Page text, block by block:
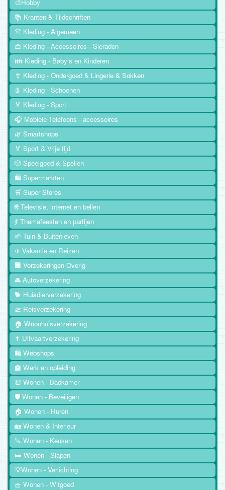
🎨Hobby
📚 Kranten & Tijdschriften
👚 Kleding - Algemeen
👜 Kleding - Accessoires - Sieraden
👪 Kleding - Baby's en Kinderen
👙 Kleding - Ondergoed & Lingerie & Sokken
👢 Kleding - Schoenen
🏅 Kleding - Sport
🎧 Mobiele Telefoons - accessoires
🌿 Smartshops
🏅 Sport & Vrije tijd
🎲 Speelgoed & Spellen
🛍️ Supermarkten
🛒 Super Stores
🌐 Televisie, internet en bellen
💃 Themafeesten en partijen
🌱 Tuin & Buitenleven
✈️ Vakantie en Reizen
🏢 Verzekeringen Overig
🚘 Autoverzekering
🐕 Huisdierverzekering
🛫 Reisverzekering
🏠 Woonhuisverzekering
✝️ Uitvaartverzekering
🛍️ Webshops
🏫 Werk en opleiding
🛀 Wonen - Badkamer
🛡️ Wonen - Beveiligen
🏠 Wonen - Huren
🏡 Wonen & Interieur
🔪 Wonen - Keuken
🛏️ Wonen - Slapen
💡Wonen - Verlichting
🧺 Wonen - Witgoed